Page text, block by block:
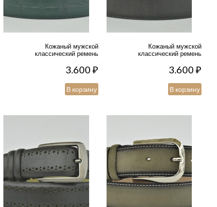
Кожаный мужской
классический ремень
3.600₽
В корзину
Кожаный мужской
классический ремень
3.600₽
В корзину